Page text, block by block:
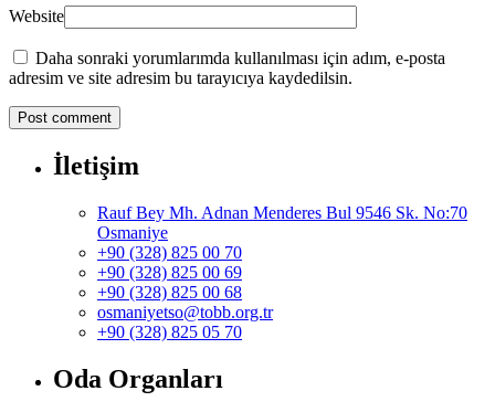
Website
Daha sonraki yorumlarımda kullanılması için adım, e-posta
adresim ve site adresim bu tarayıcıya kaydedilsin.
İletişim
Rauf Bey Mh. Adnan Menderes Bul 9546 Sk. No:70
Osmaniye
+90 (328) 825 00 70
+90 (328) 825 00 69
+90 (328) 825 00 68
osmaniyetso@tobb.org.tr
+90 (328) 825 05 70
Oda Organları